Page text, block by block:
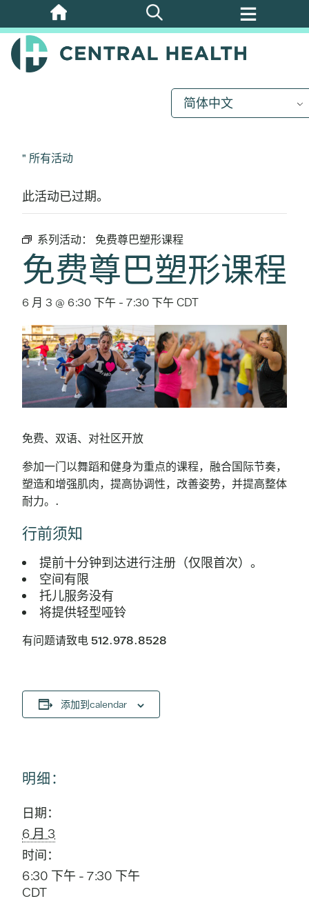
跳
至
主
简体中文
" 所有活动
此活动已过期。
系列活动： 免费尊巴塑形课程
免费尊巴塑形课程
6 月 3 @ 6:30 下午 - 7:30 下午CDT
免费、双语、对社区开放
参加一门以舞蹈和健身为重点的课程，融合国际节奏，
塑造和增强肌肉，提高协调性，改善姿势，并提高整体
耐力。.
行前须知
提前十分钟到达进行注册（仅限首次）。
空间有限
托儿服务没有
将提供轻型哑铃
有问题请致电 512.978.8528
添加到calendar
明细：
日期：
6 月 3
时间：
6:30 下午 - 7:30 下午
CDT